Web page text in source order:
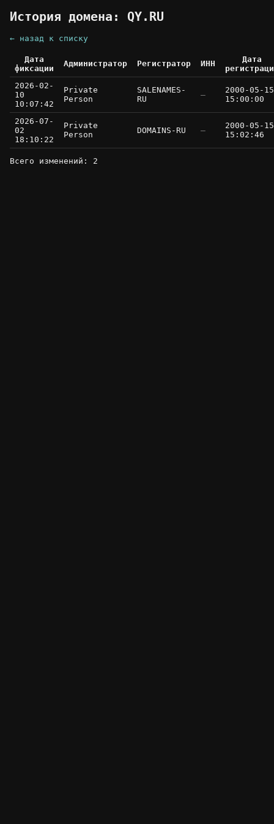
История домена: QY.RU
← назад к списку
Дата
фиксации
Администратор Регистратор ИНН
Дата
2026-02-
10
10:07:42
Private
Person
SALENAMES-
RU
—
2000-05-15
15:00:00
2026-07-
02
18:10:22
Private
Person
DOMAINS-RU —
2000-05-15
15:02:46
Всего изменений: 2